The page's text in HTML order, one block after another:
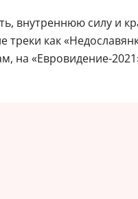
внутреннюю силу и
как
на «Евровидение-